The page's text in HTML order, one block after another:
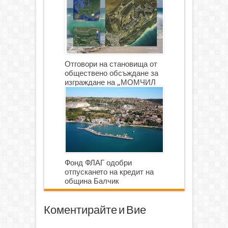
Отговори на становища от
обществено обсъждане за
изграждане на „МОМЧИЛ
ГОЛФ И ГОЛФ ИГРИЩЕ”
Фонд ФЛАГ одобри
отпускането на кредит на
община Балчик
Коментирайте и Вие